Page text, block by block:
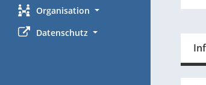
Organisation
Datenschutz